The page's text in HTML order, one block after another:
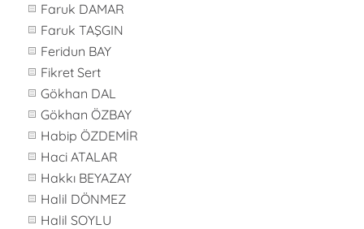
Faruk DAMAR
Faruk TAŞGIN
Feridun BAY
Fikret Sert
Gökhan DAL
Gökhan ÖZBAY
Habip ÖZDEMİR
Haci ATALAR
Hakkı BEYAZAY
Halil DÖNMEZ
Halil SOYLU